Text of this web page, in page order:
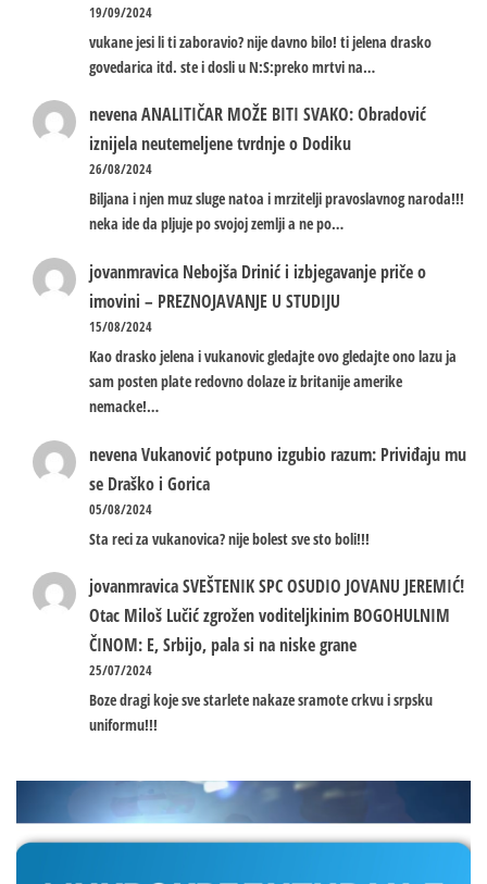
19/09/2024
vukane jesi li ti zaboravio? nije davno bilo! ti jelena drasko
govedarica itd. ste i dosli u N:S:preko mrtvi na…
nevenaANALITIČAR MOŽE BITI SVAKO: Obradović
iznijela neutemeljene tvrdnje o Dodiku
26/08/2024
Biljana i njen muz sluge natoa i mrzitelji pravoslavnog naroda!!!
neka ide da pljuje po svojoj zemlji a ne po…
jovanmravica Nebojša Drinić i izbjegavanje priče o
imovini – PREZNOJAVANJE U STUDIJU
15/08/2024
Kao drasko jelena i vukanovic gledajte ovo gledajte ono lazu ja
sam posten plate redovno dolaze iz britanije amerike
nemacke!…
nevenaVukanović potpuno izgubio razum: Priviđaju mu
se Draško i Gorica
05/08/2024
Sta reci za vukanovica? nije bolest sve sto boli!!!
jovanmravicaSVEŠTENIK SPC OSUDIO JOVANU JEREMIĆ!
Otac Miloš Lučić zgrožen voditeljkinim BOGOHULNIM
ČINOM: E, Srbijo, pala si na niske grane
25/07/2024
Boze dragi koje sve starlete nakaze sramote crkvu i srpsku
uniformu!!!